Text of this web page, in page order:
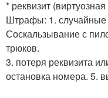
* реквизит
Штрафы: 1. случайные
Соскальзывание с
трюков.
3. потеря реквизита
остановка номера. 5.